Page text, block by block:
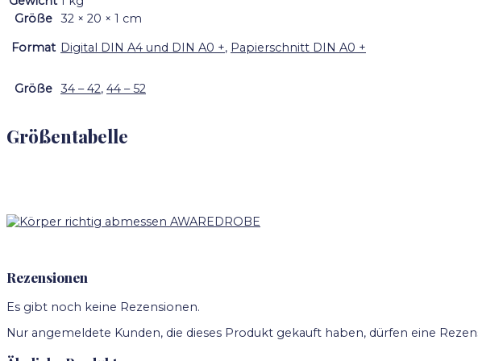
Größe 32 × 20 × 1 cm
Format Digital DIN A4 und DIN A0 +, Papierschnitt DIN A0 +
Größe 34 – 42, 44 – 52
Größentabelle
Rezensionen
Es gibt noch keine Rezensionen.
Nur angemeldete Kunden, die dieses Produkt gekauft haben, dürfen eine